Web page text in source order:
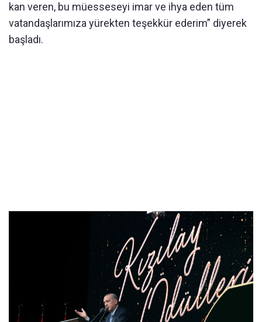
kan veren, bu müesseseyi imar ve ihya eden tüm
vatandaşlarımıza yürekten teşekkür ederim” diyerek
başladı.